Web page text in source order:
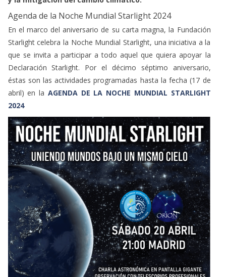
Agenda de la Noche Mundial Starlight 2024
En el marco del aniversario de su carta magna, la Fundación
Starlight celebra la Noche Mundial Starlight, una iniciativa a la
que se invita a participar a todo aquel que quiera apoyar la
Declaración Starlight. Por el décimo séptimo aniversario,
éstas son las actividades programadas hasta la fecha (17 de
abril) en la AGENDA DE LA NOCHE MUNDIAL STARLIGHT
2024